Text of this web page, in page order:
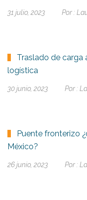
31 julio, 2023 Por :
Traslado de carga
logística
30 junio, 2023 Por :
Puente fronterizo
México?
26 junio, 2023 Por :